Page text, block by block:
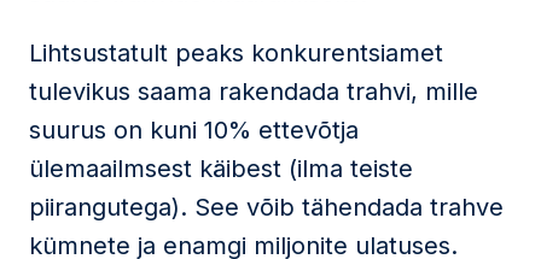
Lihtsustatult peaks konkurentsiamet
tulevikus saama rakendada trahvi, mille
suurus on kuni 10% ettevõtja
ülemaailmsest käibest (ilma teiste
piirangutega). See võib tähendada trahve
kümnete ja enamgi miljonite ulatuses.